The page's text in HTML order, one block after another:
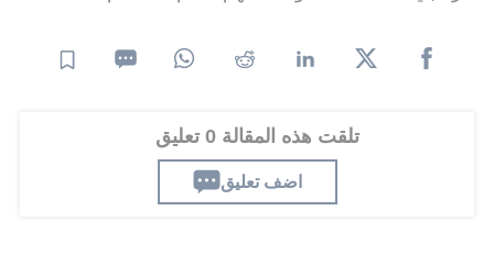
تلقت هذه المقالة 0 تعليق
اضف تعليق